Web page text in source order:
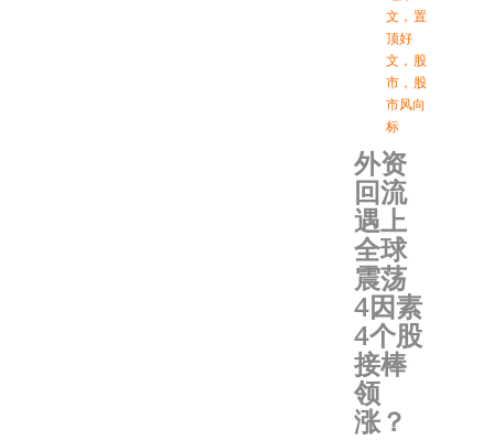
文 ， 置
顶好
文 ， 股
市 ， 股
市风向
标
外资
回流
遇上
全球
震荡
4因素
4个股
接棒
领
涨？